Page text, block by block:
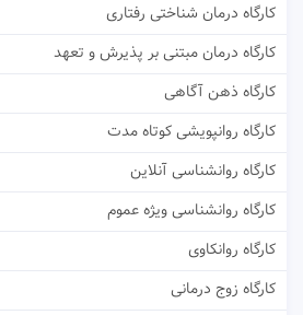
کارگاه درمان شناختی رفتاری
کارگاه درمان مبتنی بر پذیرش و تعهد
کارگاه ذهن آگاهی
کارگاه روانپویشی کوتاه مدت
کارگاه روانشناسی آنلاین
کارگاه روانشناسی ویژه عموم
کارگاه روانکاوی
کارگاه زوج درمانی